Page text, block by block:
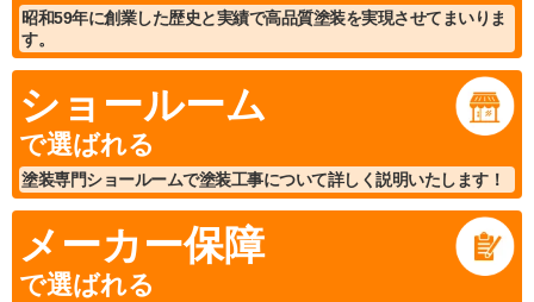
昭和59年に創業した歴史と実績で高品質塗装を実現させてまいりま
す。
ショールーム
で選ばれる
塗装専門ショールームで塗装工事について詳しく説明いたします！
メーカー保障
で選ばれる